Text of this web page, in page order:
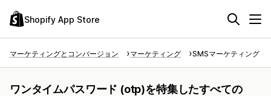
Shopify App Store
マーケティングとコンバージョン マーケティング SMSマーケティング
ワンタイムパスワード (otp)を特集したすべての